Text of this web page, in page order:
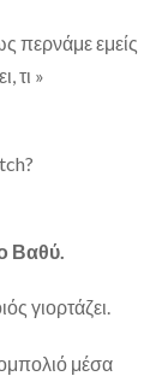
περνάμε εμείς
τι »
Βαθύ.
γιορτάζει.
μέσα